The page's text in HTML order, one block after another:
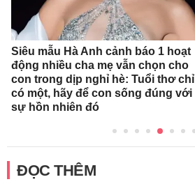
Siêu mẫu Hà Anh cảnh báo 1 hoạt
động nhiều cha mẹ vẫn chọn cho
con trong dịp nghỉ hè: Tuổi thơ chỉ
có một, hãy để con sống đúng với
sự hồn nhiên đó
ĐỌC THÊM